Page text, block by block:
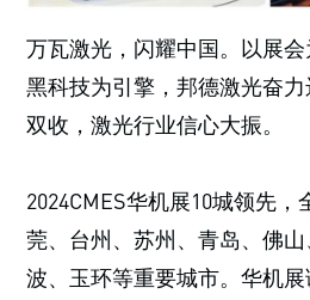
万瓦激光，闪耀中国。以展
黑科技为引擎，邦德激光奋
双收，激光行业信心大振。
2024CMES华机展10城领先
莞、台州、苏州、青岛、佛
波、玉环等重要城市。华机